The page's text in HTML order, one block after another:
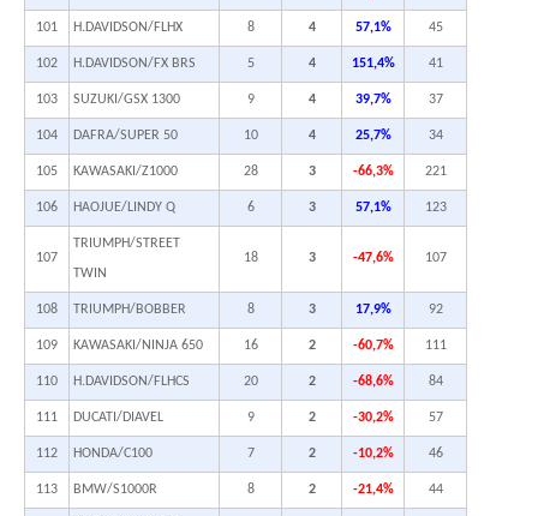
101 H.DAVIDSON/FLHX 8 4 57,1% 45
102 H.DAVIDSON/FX BRS 5 4 151,4% 41
103 SUZUKI/GSX 1300 9 4 39,7% 37
104 DAFRA/SUPER 50 10 4 25,7% 34
105 KAWASAKI/Z1000 28 3 -66,3% 221
106 HAOJUE/LINDY Q 6 3 57,1% 123
107
TRIUMPH/STREET
TWIN
18 3 -47,6% 107
108 TRIUMPH/BOBBER 8 3 17,9% 92
109 KAWASAKI/NINJA 650 16 2 -60,7% 111
110 H.DAVIDSON/FLHCS 20 2 -68,6% 84
111 DUCATI/DIAVEL 9 2 -30,2% 57
112 HONDA/C100 7 2 -10,2% 46
113 BMW/S1000R 8 2 -21,4% 44